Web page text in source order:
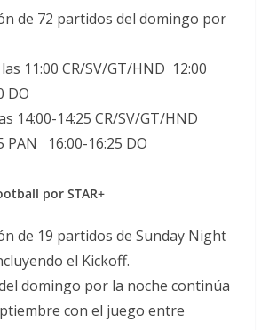
de 72 partidos del domingo por
11:00 CR/SV/GT/HND 12:00
DO
14:00-14:25 CR/SV/GT/HND
PAN 16:00-16:25 DO
por STAR+
de 19 partidos de Sunday Night
el Kickoff.
domingo por la noche continúa
con el juego entre